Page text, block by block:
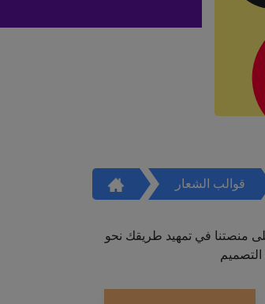
قوالب الشعار
منصتنا في تمهيد طريقك نحو